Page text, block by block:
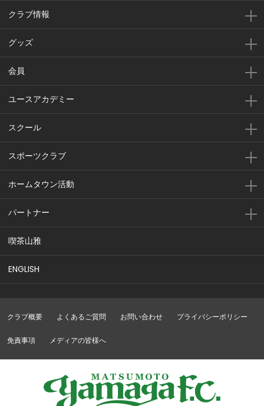
クラブ情報
グッズ
会員
ユースアカデミー
スクール
スポーツクラブ
ホームタウン活動
パートナー
喫茶山雅
ENGLISH
クラブ概要 よくあるご質問 お問い合わせ プライバシーポリシー
免責事項 メディアの皆様へ